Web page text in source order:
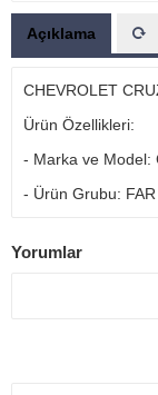
Açıklama
CHEVROLET
Ürün Özellikleri:
- Marka ve Model:
- Ürün Grubu: FAR
Yorumlar